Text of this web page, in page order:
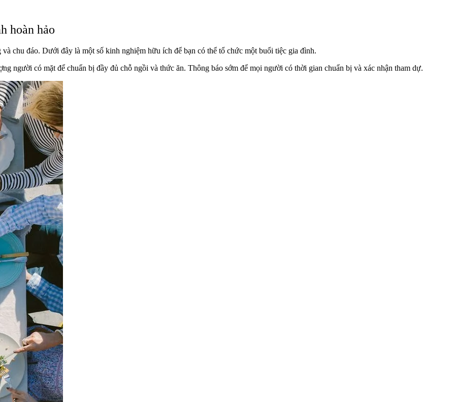
hoàn hảo
chu đáo. Dưới đây là một số kinh nghiệm hữu ích để bạn có thể tổ chức một buổi tiệc gia đình.
người có mặt để chuẩn bị đầy đủ chỗ ngồi và thức ăn. Thông báo sớm để mọi người có thời gian chuẩn bị và xác nhận tham dự.